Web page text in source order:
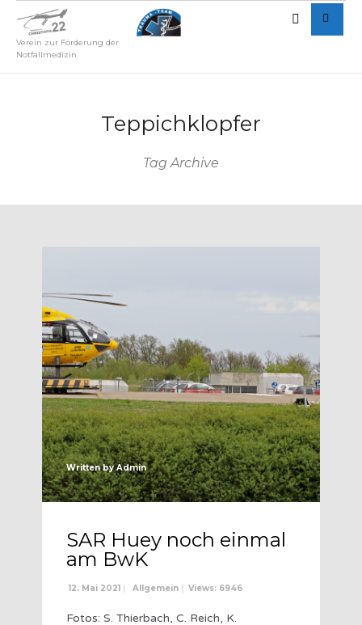
Verein zur Förderung der
Notfallmedizin
Teppichklopfer
Tag Archive
Written byAdmin
SAR Huey noch einmal
am BwK
12. Mai 2021 Allgemein Views: 6946
Fotos: S. Thierbach, C. Reich, K.